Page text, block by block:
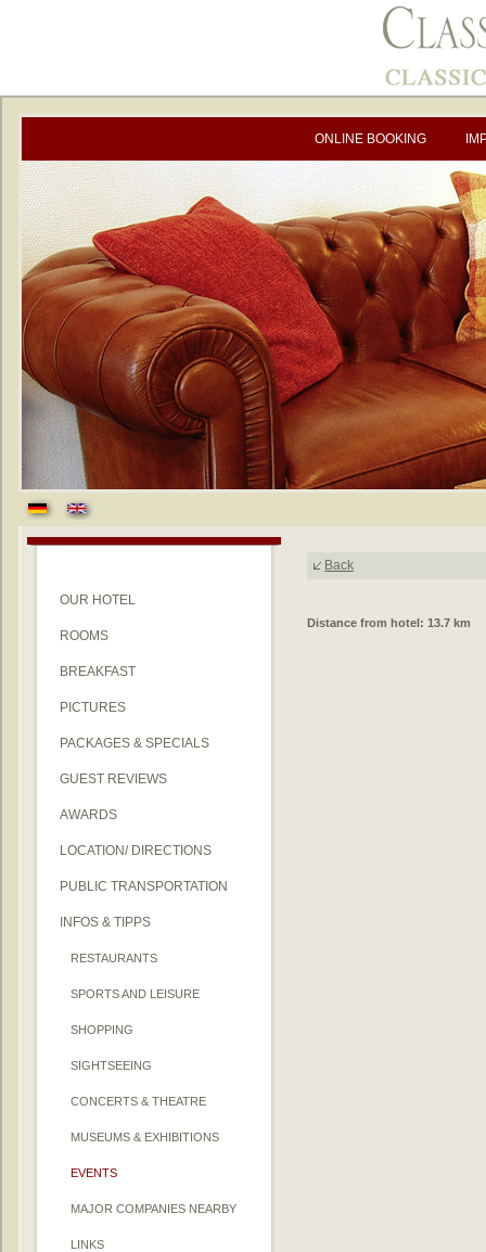
ONLINE BOOKING
OUR HOTEL
ROOMS
BREAKFAST
PICTURES
PACKAGES & SPECIALS
GUEST REVIEWS
AWARDS
LOCATION/ DIRECTIONS
PUBLIC TRANSPORTATION
INFOS & TIPPS
RESTAURANTS
SPORTS AND LEISURE
SHOPPING
SIGHTSEEING
CONCERTS & THEATRE
MUSEUMS & EXHIBITIONS
EVENTS
MAJOR COMPANIES NEARBY
LINKS
Back
Distance from hotel: 13.7 km